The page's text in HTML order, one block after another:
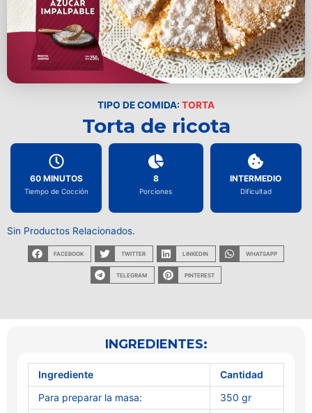
TIPO DE COMIDA: TORTA
Torta de ricota
60 MINUTOS
Tiempo de Cocción
8
Porciones
INTERMEDIO
Dificultad
Sin Productos Relacionados.
FACEBOOK TWITTER LINKEDIN WHATSAPP
TELEGRAM PINTEREST
INGREDIENTES:
Ingrediente
Cantidad
Para preparar la masa:
350 gr